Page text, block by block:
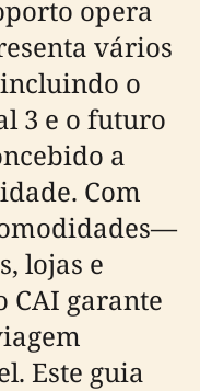
opera
vários
o
3 e o futuro
a
Com
lojas e
CAI garante
Este guia